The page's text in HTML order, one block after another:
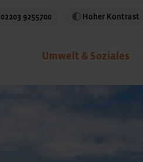
02203 9255700 Hoher Kontrast
Umwelt & Soziales